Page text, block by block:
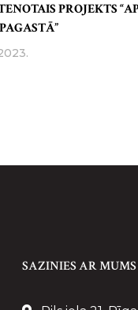
PROJEKTS
SAZINIES AR MUMS